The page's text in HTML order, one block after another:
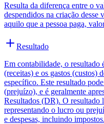
Resulta da diferença entre o
despendidos na criação
aquilo que a pessoa paga,
Resultado
Em contabilidade, o resultado
(receitas) e os gastos (custos)
específico. Este resultado
(prejuízo), e é geralmente
Resultados (DR). O
representando o lucro ou
e despesas, incluindo impostos.